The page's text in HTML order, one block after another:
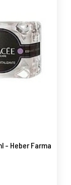
- Heber Farma